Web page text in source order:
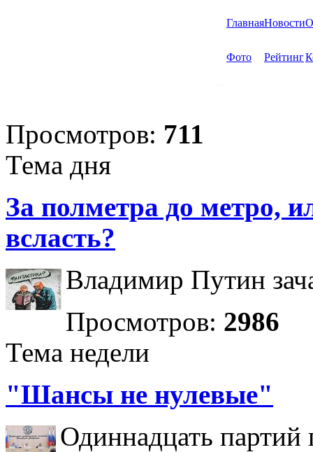
ГлавнаяНовости
Фото Рейтинг
Просмотров: 711
Тема дня
За полметра до метро,
всласть?
Владимир Путин
Просмотров: 2986
Тема недели
"Шансы не нулевые"
Одиннадцать партий